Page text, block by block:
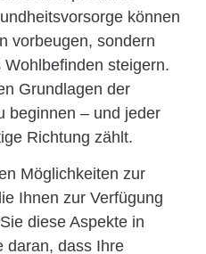
können
vorbeugen, sondern
steigern.
Grundlagen der
beginnen – und jeder
Richtung zählt.
Möglichkeiten zur
Ihnen zur Verfügung
diese Aspekte in
daran, dass Ihre